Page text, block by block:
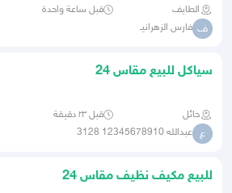
الطايف قبل ساعة واحدة
ف فارس الزهرانيـ
سياكل للبيع مقاس 24
حائل قبل ٢٣ دقيقة
ع عبدالله 12345678910 3128
للبيع مكيف نظيف مقاس 24